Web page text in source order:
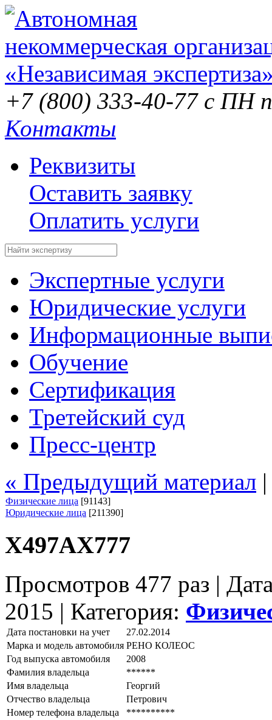
+7 (800) 333-40-77 с ПН
Контакты
Реквизиты
Оставить заявку
Оплатить услуги
Экспертные услуги
Юридические услуги
Информационные
Обучение
Сертификация
Третейский суд
Пресс-центр
« Предыдущий материал
Физические лица [91143]
Юридические лица [211390]
Х497АХ777
Просмотров 477 раз |
2015 | Категория:
Дата постановки на учет
27.02.2014
Марка и модель автомобиля РЕНО КОЛЕОС
Год выпуска автомобиля
2008
Фамилия владельца
******
Имя владельца
Георгий
Отчество владельца
Петрович
Номер телефона владельца
**********